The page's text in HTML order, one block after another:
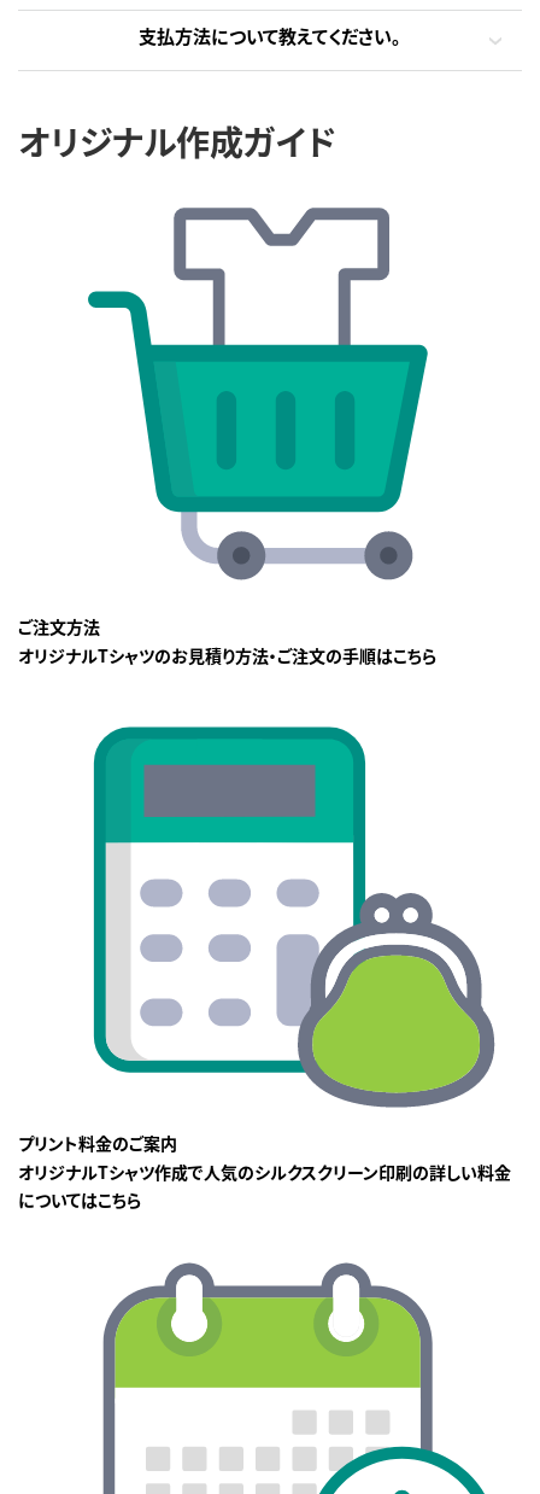
支払方法について教えてください。
オリジナル作成ガイド
ご注文方法
オリジナルTシャツのお見積り方法・ご注文の手順はこちら
プリント料金のご案内
オリジナルTシャツ作成で人気のシルクスクリーン印刷の詳しい料金
についてはこちら